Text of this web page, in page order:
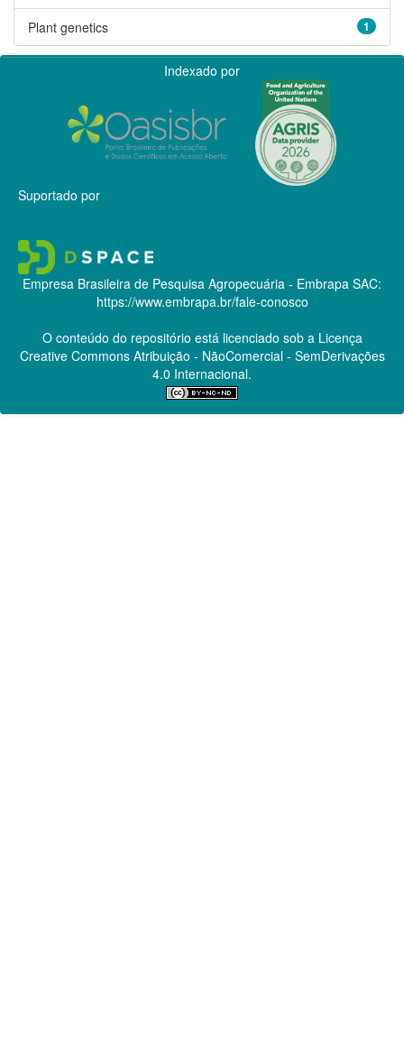
1
Plant genetics
Indexado por
Suportado por
Empresa Brasileira de Pesquisa Agropecuária - Embrapa SAC:
https://www.embrapa.br/fale-conosco
O conteúdo do repositório está licenciado sob a Licença
Creative CommonsAtribuição - NãoComercial - SemDerivações
4.0 Internacional.